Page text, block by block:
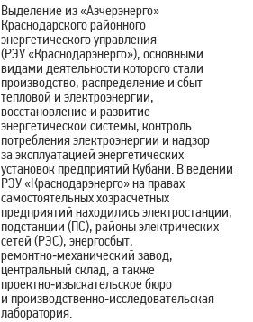
Выделение из «Азчерэнерго»
Краснодарского районного
энергетического управления
(РЭУ «Краснодарэнерго»), основными
видами деятельности которого стали
производство, распределение и сбыт
тепловой и электроэнергии,
восстановление и развитие
энергетической системы, контроль
потребления электроэнергии и надзор
за эксплуатацией энергетических
установок предприятий Кубани. В ведении
РЭУ «Краснодарэнерго» на правах
самостоятельных хозрасчетных
предприятий находились электростанции,
подстанции (ПС), районы электрических
сетей (РЭС), энергосбыт,
ремонтно‑механический завод,
центральный склад, а также
проектно‑изыскательское бюро
и производственно‑исследовательская
лаборатория.